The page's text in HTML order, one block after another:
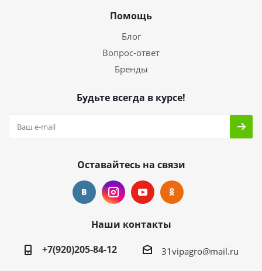
Помощь
Блог
Вопрос-ответ
Бренды
Будьте всегда в курсе!
Оставайтесь на связи
Наши контакты
+7(920)205-84-12
31vipagro@mail.ru